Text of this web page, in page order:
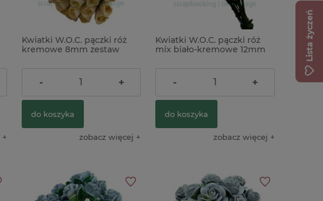
Dodatki papierowe Tim Holtz
Cena regularna:32,00 zł
Kwiatki W.O.C. pączki róż
kremowe 8mm zestaw
24,00 zł
- +
do koszyka
zobacz więcej
Kwiatki W.O.C. pączki róż
mix biało-kremowe 12mm
36,00 zł
- +
do koszyka
zobacz więcej
Lista życzeń